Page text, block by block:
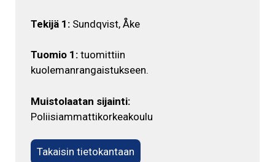
Tekijä 1: Sundqvist, Åke
Tuomio 1: tuomittiin
kuolemanrangaistukseen.
Muistolaatan sijainti:
Poliisiammattikorkeakoulu
Takaisin tietokantaan